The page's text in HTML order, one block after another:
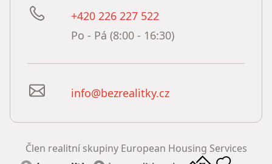
+420 226 227 522
Po - Pá (8:00 - 16:30)
info@bezrealitky.cz
Člen realitní skupiny European Housing Services